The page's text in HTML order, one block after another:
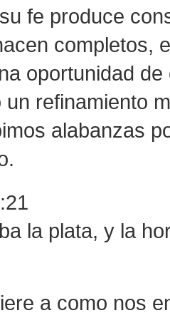
fe produce
completos,
oportunidad
un refinamiento
alabanzas
la plata, y la
a como nos